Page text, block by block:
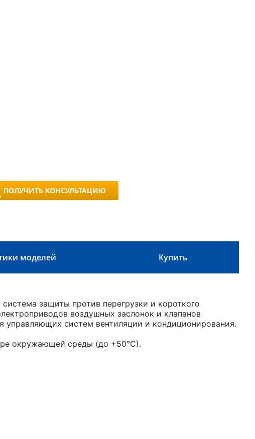
ПОЛУЧИТЬ КОНСУЛЬТАЦИЮ
моделей Купить
защиты против перегрузки и короткого
воздушных заслонок и клапанов
управляющих систем вентиляции и кондиционирования.
окружающей среды (до +50°С).